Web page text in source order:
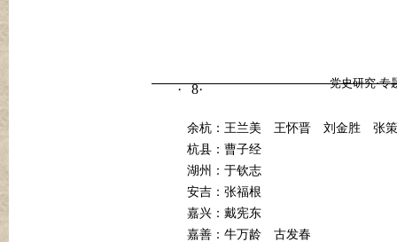
党史研究·专
· 8·
余杭：王兰美 王怀晋 刘金胜
张
杭县：曹子经
湖州：于钦志
安吉：张福根
嘉兴：戴宪东
嘉善：牛万龄
古发春